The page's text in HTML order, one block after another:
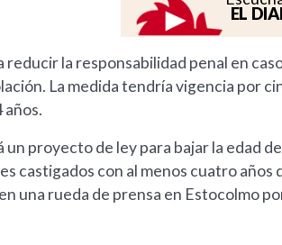
EL
la responsabilidad penal en
La medida tendría vigencia por
años.
proyecto de ley para bajar la edad de
castigados con al menos cuatro años
una rueda de prensa en Estocolmo